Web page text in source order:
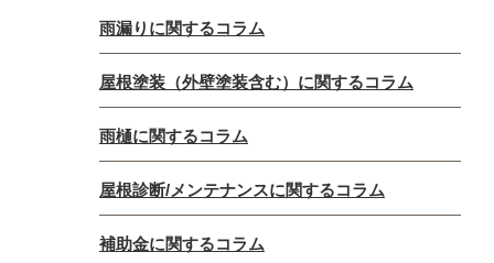
雨漏りに関するコラム
屋根塗装（外壁塗装含む）に関するコラム
雨樋に関するコラム
屋根診断/メンテナンスに関するコラム
補助金に関するコラム